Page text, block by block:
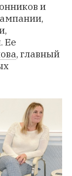
и
Ее
, главный